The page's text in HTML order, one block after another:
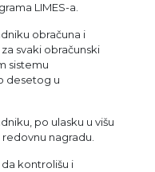
LIMES-a.
obračuna i
svaki obračunski
sistemu
desetog u
po ulasku u višu
nagradu.
da kontrolišu i